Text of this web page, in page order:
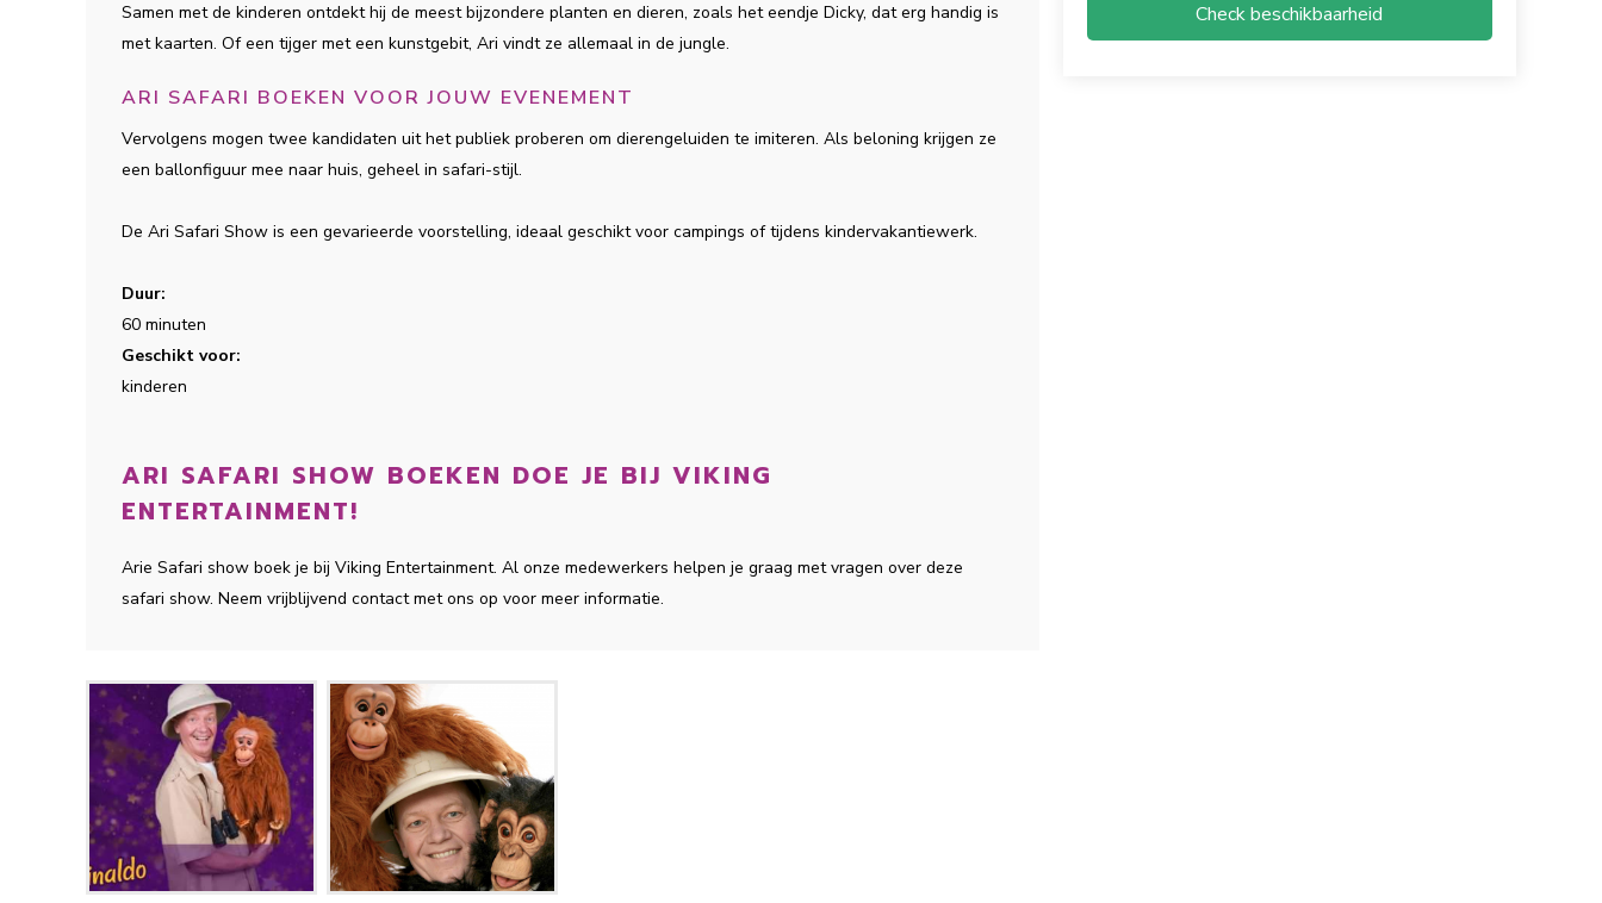
Samen met de kinderen ontdekt hij de meest bijzondere planten en dieren, zoals het eendje Dicky, dat erg handig is
met kaarten. Of een tijger met een kunstgebit, Ari vindt ze allemaal in de jungle.
ARI SAFARI BOEKEN VOOR JOUW EVENEMENT
Vervolgens mogen twee kandidaten uit het publiek proberen om dierengeluiden te imiteren. Als beloning krijgen ze
een ballonfiguur mee naar huis, geheel in safari-stijl.
De Ari Safari Show is een gevarieerde voorstelling, ideaal geschikt voor campings of tijdens kindervakantiewerk.
Duur:
60 minuten
Geschikt voor:
kinderen
ARI SAFARI SHOW BOEKEN DOE JE BIJ VIKING
ENTERTAINMENT!
Arie Safari show boek je bij Viking Entertainment. Al onze medewerkers helpen je graag met vragen over deze
safari show. Neem vrijblijvend contact met ons op voor meer informatie.
Check beschikbaarheid